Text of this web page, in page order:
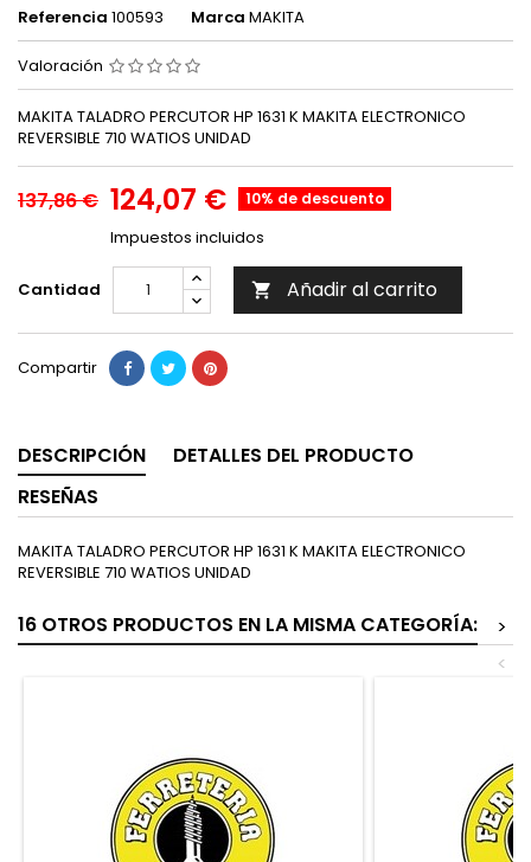
Referencia 100593 Marca MAKITA
Valoración
MAKITA TALADRO PERCUTOR HP 1631 K MAKITA ELECTRONICO
REVERSIBLE 710 WATIOS UNIDAD
137,86 € 124,07 € 10% de descuento
Impuestos incluidos
Cantidad  Añadir al carrito
Compartir
DESCRIPCIÓN
DETALLES DEL PRODUCTO
RESEÑAS
MAKITA TALADRO PERCUTOR HP 1631 K MAKITA ELECTRONICO
REVERSIBLE 710 WATIOS UNIDAD
16 OTROS PRODUCTOS EN LA MISMA CATEGORÍA:
>
<